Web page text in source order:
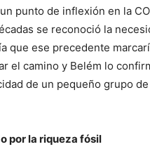
punto de inflexión en la
se reconoció la
que ese precedente
el camino y Belém lo
de un pequeño grupo
por la riqueza fósil